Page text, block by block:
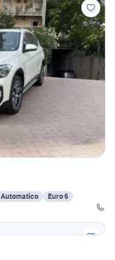
Automatico
Euro 6